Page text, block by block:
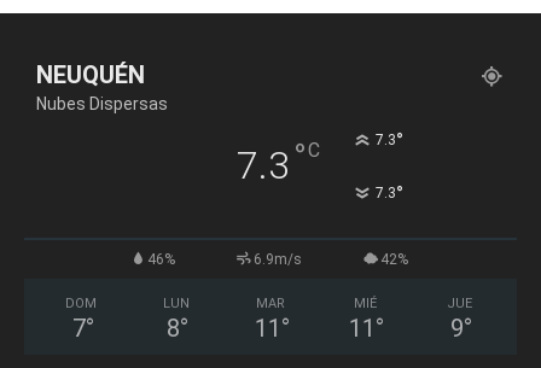
NEUQUÉN
Nubes Dispersas
7.3 °C 7.3°
7.3°
46% 6.9m/s 42%
DOM
7°
LUN
8°
MAR
11 °
MIÉ
11 °
JUE
9°